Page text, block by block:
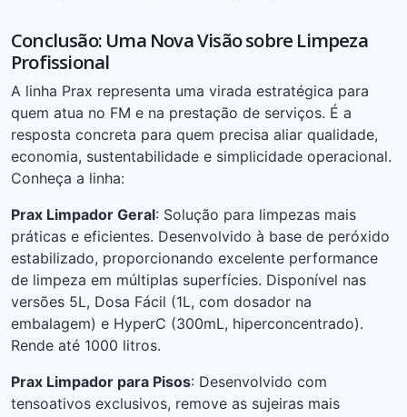
Conclusão: Uma Nova Visão sobre Limpeza
Profissional
A linha Prax representa uma virada estratégica para
quem atua no FM e na prestação de serviços. É a
resposta concreta para quem precisa aliar qualidade,
economia, sustentabilidade e simplicidade operacional.
Conheça a linha:
Prax Limpador Geral: Solução para limpezas mais
práticas e eficientes. Desenvolvido à base de peróxido
estabilizado, proporcionando excelente performance
de limpeza em múltiplas superfícies. Disponível nas
versões 5L, Dosa Fácil (1L, com dosador na
embalagem) e HyperC (300mL, hiperconcentrado).
Rende até 1000 litros.
Prax Limpador para Pisos: Desenvolvido com
tensoativos exclusivos, remove as sujeiras mais